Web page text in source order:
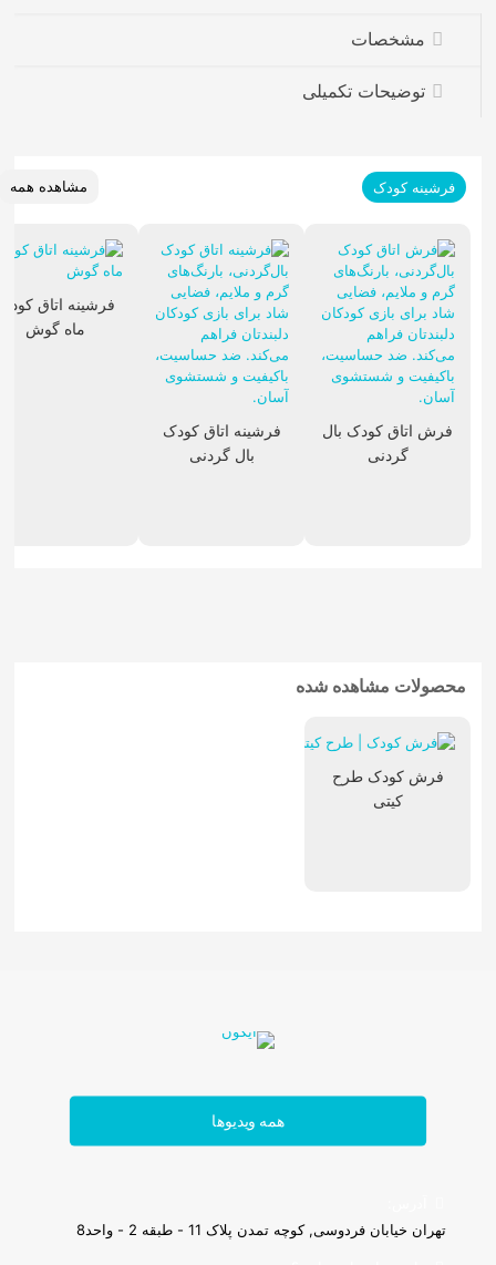
مشخصات
توضیحات تکمیلی
فرشینه کودک مشاهده همه
فرش اتاق کودک بال
گردنی
فرشینه اتاق کودک
بال گردنی
فرشینه اتاق
ماه گوش
محصولات مشاهده شده
فرش کودک طرح
کیتی
همه ویدیوها
تهران خیابان فردوسی, کوچه تمدن پلاک 11 - طبقه 2 - واحد8